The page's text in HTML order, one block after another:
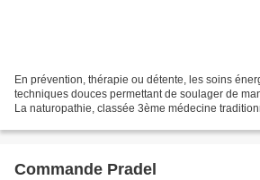
En prévention, thérapie ou détente, les soins
techniques douces permettant de soulager de
La naturopathie, classée 3ème médecine
Commande Pradel